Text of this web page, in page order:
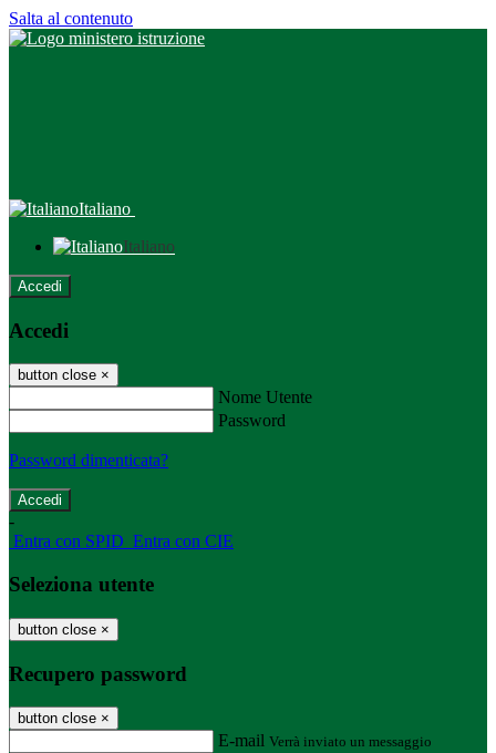
Salta al contenuto
Italiano
Italiano
Accedi
Accedi
button close ×
Nome Utente
Password
Password dimenticata?
-
Entra con SPID Entra con CIE
Seleziona utente
button close ×
Recupero password
button close ×
E-mail Verrà inviato un messaggio